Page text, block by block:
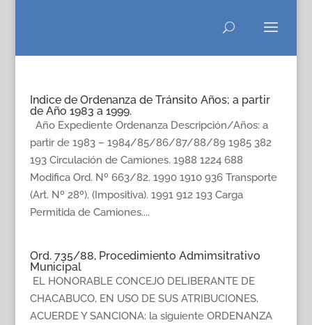
Indice de Ordenanza de Tránsito Años; a partir
de Año 1983 a 1999.
Año Expediente Ordenanza Descripción/Años: a
partir de 1983 – 1984/85/86/87/88/89 1985 382
193 Circulación de Camiones. 1988 1224 688
Modifica Ord. Nº 663/82. 1990 1910 936 Transporte
(Art. Nº 28º). (Impositiva). 1991 912 193 Carga
Permitida de Camiones....
Ord. 735/88, Procedimiento Admimsitrativo
Municipal
EL HONORABLE CONCEJO DELIBERANTE DE
CHACABUCO, EN USO DE SUS ATRIBUCIONES,
ACUERDE Y SANCIONA: la siguiente ORDENANZA